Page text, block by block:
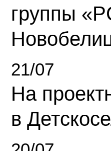
группы
21/07
На
в